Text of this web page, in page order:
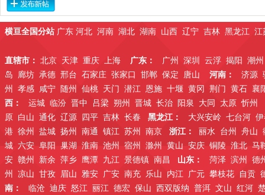
横亘全国分站 广东 河北 河南 湖北 湖南 山西 辽宁 吉林 黑龙江 江
直辖市： 北京 天津 重庆 上海 广东： 广州 深圳 云浮 揭阳
潮州
岛
廊坊 承德 邢台 石家庄 张家口 邯郸 保定 唐山 河南： 济源
州
孝感 咸宁 随州 仙桃 天门 潜江 恩施 十堰 黄冈 荆门 黄石 襄
西： 运城 临汾 晋中 吕梁 朔州 晋城 长治 阳泉 大同 太原 忻州
原
白山 通化 辽源 四平 吉林 长春 黑龙江： 大兴安岭 七台河
港 徐州 盐城 扬州 南通 镇江 苏州 南京 浙江： 丽水 台州 舟山
城 六安 阜阳 巢湖 淮南 池州 宿州 滁州 黄山 安庆 铜陵 淮北 马
安 赣州 新余 萍乡 鹰潭 九江 景德镇 南昌 山东： 菏泽 滨州
德
州
凉山 甘孜 眉山 雅安 广安 南充 乐山 内江 广元 攀枝花 自贡
南： 临沧 迪庆 怒江 丽江 德宏 保山 西双版纳 普洱 文山 红河